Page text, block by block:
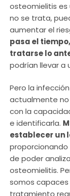
osteomielitis es
no se trata,
aumentar el
pasa el
tratarse lo
podrían llevar a
Pero la
actualmente no
con la
e identificarla.
establecer un
de poder
osteomielitis.
somos